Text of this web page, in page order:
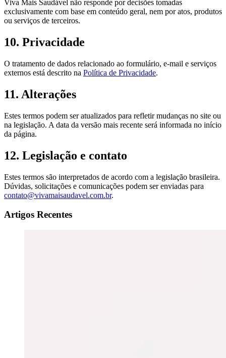
Viva Mais Saudável não responde por decisões tomadas
exclusivamente com base em conteúdo geral, nem por atos, produtos
ou serviços de terceiros.
10. Privacidade
O tratamento de dados relacionado ao formulário, e-mail e serviços
externos está descrito na Política de Privacidade.
11. Alterações
Estes termos podem ser atualizados para refletir mudanças no site ou
na legislação. A data da versão mais recente será informada no início
da página.
12. Legislação e contato
Estes termos são interpretados de acordo com a legislação brasileira.
Dúvidas, solicitações e comunicações podem ser enviadas para
contato@vivamaisaudavel.com.br.
Artigos Recentes